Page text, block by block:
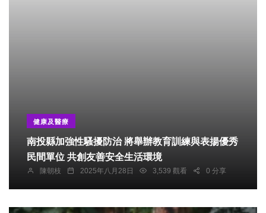
健康及醫療
南投縣加強性騷擾防治 將舉辦教育訓練與表揚優秀
民間單位 共創友善安全生活環境
陳朝枝 2025年八月28日 3,539 觀看 0 分享